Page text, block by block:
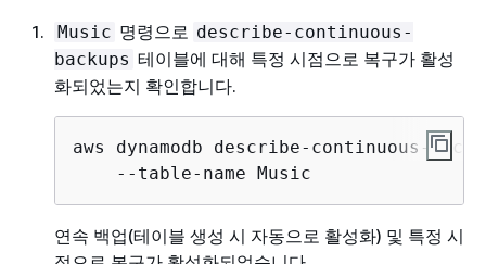
Music 명령으로 describe-continuous-
backups 테이블에 대해 특정 시점으로 복구가 활성
화되었는지 확인합니다.
aws dynamodb describe-continuous-
    --table-name Music
연속 백업(테이블 생성 시 자동으로 활성화) 및 특정 시